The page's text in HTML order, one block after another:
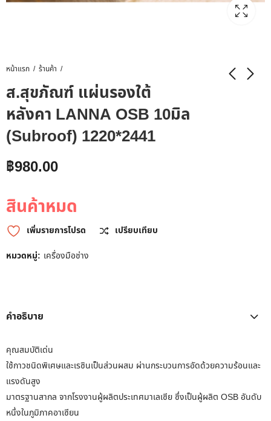
หน้าแรก ร้านค้า
ส.สุขภัณฑ์ แผ่นรองใต้
หลังคา LANNA OSB 10มิล
(Subroof) 1220*2441
฿980.00
สินค้าหมด
เพิ่มรายการโปรด
เปรียบเทียบ
หมวดหมู่: เครื่องมือช่าง
คำอธิบาย
คุณสมบัติเด่น
ใช้กาวชนิดพิเศษและเรซินเป็นส่วนผสม ผ่านกระบวนการอัดด้วยความร้อนและ
แรงดันสูง
มาตรฐานสากล จากโรงงานผู้ผลิตประเทศมาเลเซีย ซึ่งเป็นผู้ผลิต OSB อันดับ
หนึ่งในภูมิภาคอาเซียน